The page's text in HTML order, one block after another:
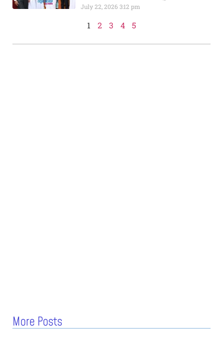
July 22, 20263:12 pm
1 2 3 4 5
More Posts